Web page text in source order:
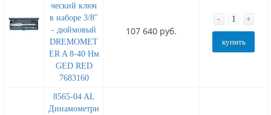
ческий ключ
в наборе 3/8"
- дюймовый
DREMOMET
ER A 8-40 Нм
GED RED
7683160
107 640 руб.
- +
купить
8565-04 AL
Динамометри